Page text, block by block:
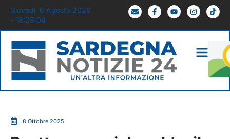
Giovedì, 6 Agosto 2026
- 18:29:05
8 Ottobre 2025